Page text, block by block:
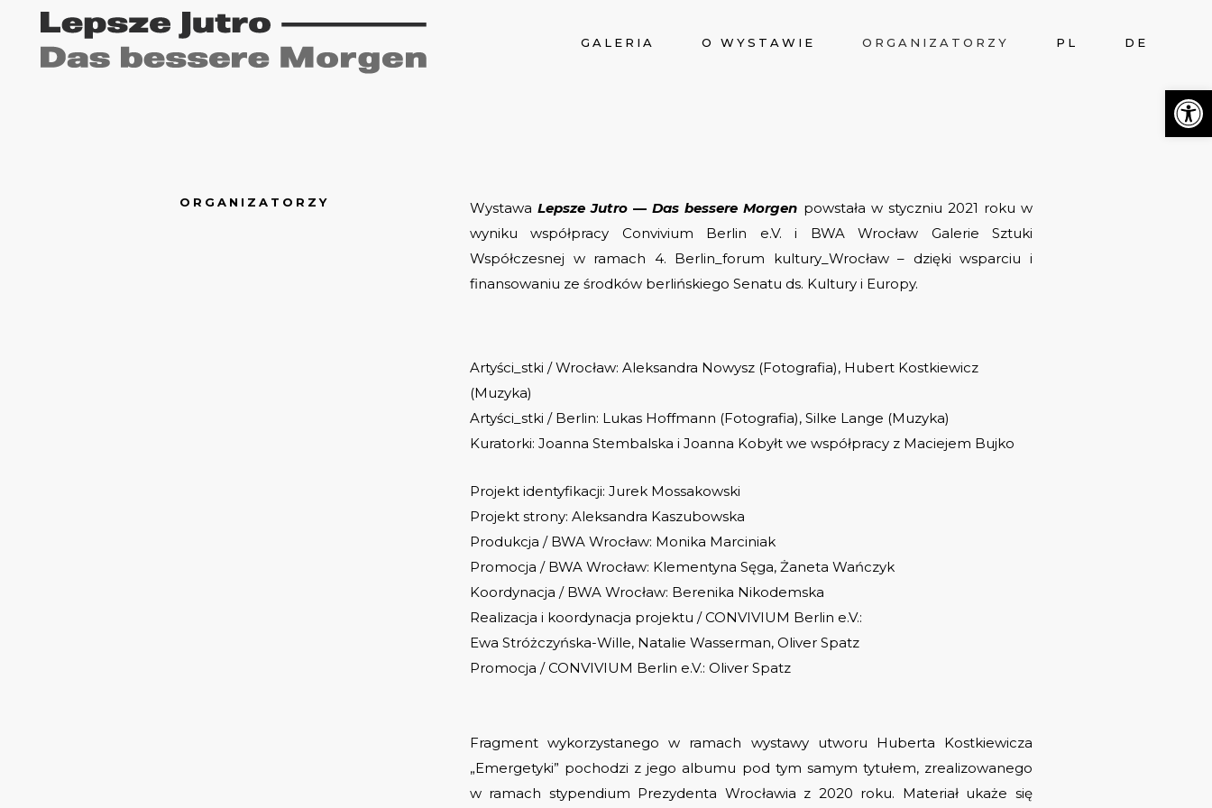
GALERIA O WYSTAWIE ORGANIZATORZY PL DE
ORGANIZATORZY WystawaLepsze Jutro— Das bessere Morgen powstała w styczniu 2021 roku w
wyniku współpracy Convivium Berlin e.V. i BWA Wrocław Galerie Sztuki
Współczesnej w ramach 4. Berlin_forum kultury_Wrocław – dzięki wsparciu i
finansowaniu ze środków berlińskiego Senatu ds. Kultury i Europy.
Artyści_stki / Wrocław: Aleksandra Nowysz (Fotografia), Hubert Kostkiewicz
(Muzyka)
Artyści_stki / Berlin: Lukas Hoffmann (Fotografia), Silke Lange (Muzyka)
Kuratorki: Joanna Stembalska i Joanna Kobyłtwe współpracy z Maciejem Bujko
Projekt identyfikacji: Jurek Mossakowski
Projekt strony: Aleksandra Kaszubowska
Produkcja / BWA Wrocław: Monika Marciniak
Promocja / BWA Wrocław: Klementyna Sęga, Żaneta Wańczyk
Koordynacja / BWA Wrocław: Berenika Nikodemska
Realizacja i koordynacja projektu / CONVIVIUM Berlin e.V.:
Ewa Stróżczyńska-Wille, Natalie Wasserman, Oliver Spatz
Promocja / CONVIVIUM Berlin e.V.: Oliver Spatz
Fragment wykorzystanego w ramach wystawy utworu Huberta Kostkiewicza
„Emergetyki” pochodzi z jego albumu pod tym samym tytułem, zrealizowanego
w ramach stypendium Prezydenta Wrocławia z 2020 roku. Materiał ukaże się